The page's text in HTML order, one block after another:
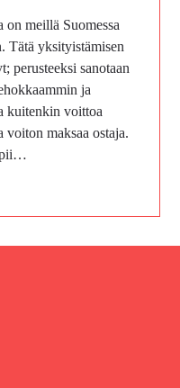
on meillä Suomessa
Tätä yksityistämisen
perusteeksi sanotaan
ja
kuitenkin voittoa
maksaa ostaja.